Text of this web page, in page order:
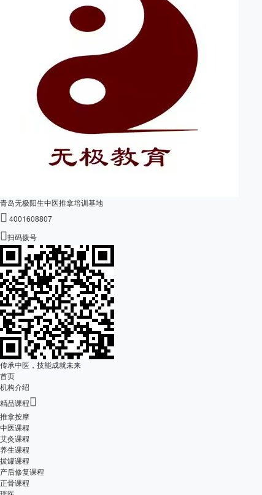
青岛无极阳生中医推拿培训基地
 4001608807
扫码拨号
传承中医，技能成就未来
首页
机构介绍
精品课程
推拿按摩
中医课程
艾灸课程
养生课程
拔罐课程
产后修复课程
正骨课程